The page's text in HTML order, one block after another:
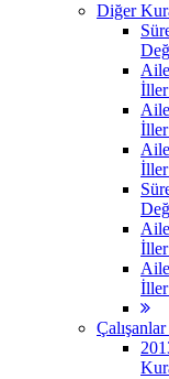
Diğer